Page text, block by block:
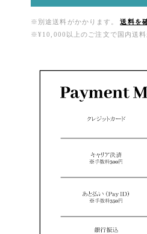
※別途送料がかかります。
送料を
※¥10,000以上のご注文で国内送料